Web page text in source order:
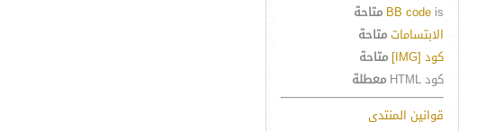
BB code is
متاحة
الابتساماتمتاحة
كود [IMG]
متاحة
كود HTML
معطلة
قوانين المنتدى